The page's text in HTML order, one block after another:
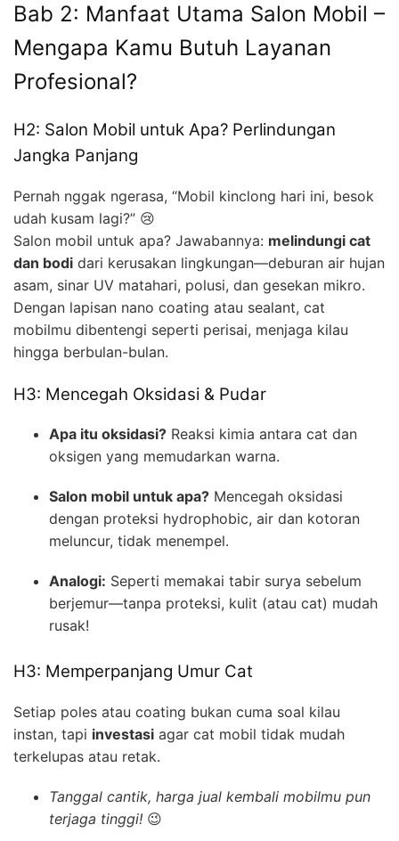
Bab 2: Manfaat Utama Salon Mobil –
Mengapa Kamu Butuh Layanan
Profesional?
H2: Salon Mobil untuk Apa? Perlindungan
Jangka Panjang
Pernah nggak ngerasa, “Mobil kinclong hari ini, besok
udah kusam lagi?” 😢
Salon mobil untuk apa? Jawabannya: melindungi cat
dan bodi dari kerusakan lingkungan—deburan air hujan
asam, sinar UV matahari, polusi, dan gesekan mikro.
Dengan lapisan nano coating atau sealant, cat
mobilmu dibentengi seperti perisai, menjaga kilau
hingga berbulan-bulan.
H3: Mencegah Oksidasi & Pudar
Apa itu oksidasi? Reaksi kimia antara cat dan
oksigen yang memudarkan warna.
Salon mobil untuk apa? Mencegah oksidasi
dengan proteksi hydrophobic, air dan kotoran
meluncur, tidak menempel.
Analogi: Seperti memakai tabir surya sebelum
berjemur—tanpa proteksi, kulit (atau cat) mudah
rusak!
H3: Memperpanjang Umur Cat
Setiap poles atau coating bukan cuma soal kilau
instan, tapi investasi agar cat mobil tidak mudah
terkelupas atau retak.
Tanggal cantik, harga jual kembali mobilmu pun
terjaga tinggi! 😉